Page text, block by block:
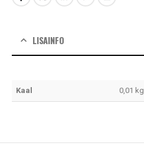
LISAINFO
Kaal 0,01 kg